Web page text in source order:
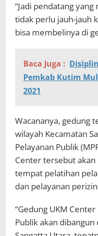
“Jadi pendatang
tidak perlu jauh-jauh
bisa membelinya di
Baca Juga :
Pemkab Kutim
2021
Wacananya, gedung
wilayah Kecamatan
Pelayanan Publik
Center tersebut
tempat pelatihan
dan pelayanan
“Gedung UKM
Publik akan dibangun